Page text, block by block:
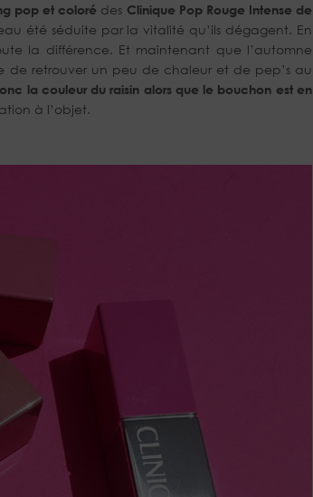
pop et coloré des Clinique Pop Rouge Intense de
été séduite par la vitalité qu’ils dégagent. En
la différence. Et maintenant que l’automne
de retrouver un peu de chaleur et de pep’s au
la couleur du raisin alors que le bouchon est en
à l’objet.